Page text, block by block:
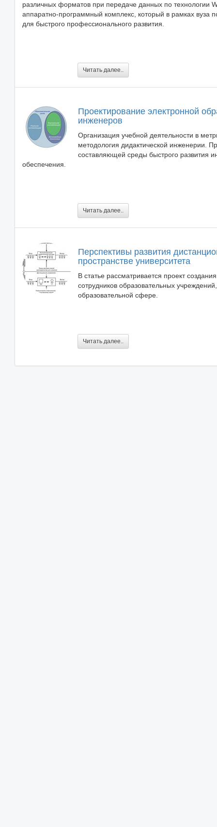
различных форматов при передаче данных по технологии
аппаратно-программный комплекс, который в рамках вуза
для быстрого профессионального развития.
Читать далее..
Проектирование электронной
инженеров
Организация учебной деятельности в
методология дидактической инженерии.
составляющей среды быстрого развития
обеспечения.
Читать далее..
Перспективы развития
пространстве университета
В статье рассматривается проект
сотрудников образовательных
образовательной сфере.
Читать далее..